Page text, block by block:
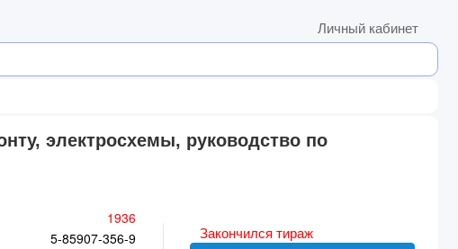
Личный кабинет
электросхемы, руководство по
1936
5-85907-356-9
Закончился тираж